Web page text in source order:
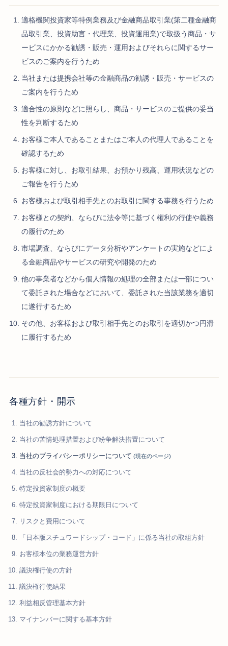
適格機関投資家等特例業務及び金融商品取引業(第二種金融商
品取引業、投資助言・代理業、投資運用業)で取扱う商品・サ
ービスにかかる勧誘・販売・運用およびそれらに関するサー
ビスのご案内を行うため
当社または提携会社等の金融商品の勧誘・販売・サービスの
ご案内を行うため
適合性の原則などに照らし、商品・サービスのご提供の妥当
性を判断するため
お客様ご本人であることまたはご本人の代理人であることを
確認するため
お客様に対し、お取引結果、お預かり残高、運用状況などの
ご報告を行うため
お客様および取引相手先とのお取引に関する事務を行うため
お客様との契約、ならびに法令等に基づく権利の行使や義務
の履行のため
市場調査、ならびにデータ分析やアンケートの実施などによ
る金融商品やサービスの研究や開発のため
他の事業者などから個人情報の処理の全部または一部につい
て委託された場合などにおいて、委託された当該業務を適切
に遂行するため
その他、お客様および取引相手先とのお取引を適切かつ円滑
に履行するため
各種方針・開示
当社の勧誘方針について
当社の苦情処理措置および紛争解決措置について
当社のプライバシーポリシーについて
当社の反社会的勢力への対応について
特定投資家制度の概要
特定投資家制度における期限日について
リスクと費用について
「日本版スチュワードシップ・コード」に係る当社の取組方針
お客様本位の業務運営方針
議決権行使の方針
議決権行使結果
利益相反管理基本方針
マイナンバーに関する基本方針